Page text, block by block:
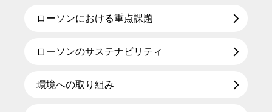
ローソンにおける重点課題
ローソンのサステナビリティ
環境への取り組み